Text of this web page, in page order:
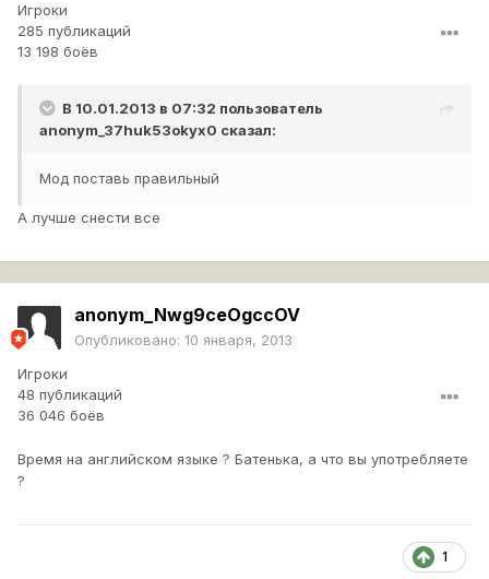
Игроки
285 публикаций
13 198 боёв
В 10.01.2013 в 07:32 пользователь
anonym_37huk53okyx0 сказал:
Мод поставь правильный
А лучше снести все
anonym_Nwg9ceOgccOV
Опубликовано: 10 января, 2013
Игроки
48 публикаций
36 046 боёв
Время на английском языке ? Батенька, а что вы употребляете
?
1